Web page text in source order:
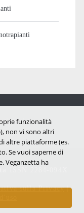
sulla Privacy|
funzionalità
non vi sono altri
altre piattaforme (es.
Se vuoi saperne di
Veganzetta ha